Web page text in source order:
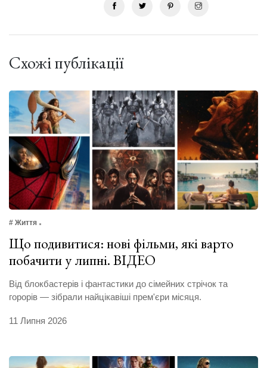
Схожі публікації
# Життя
Що подивитися: нові фільми, які варто
побачити у липні. ВІДЕО
Від блокбастерів і фантастики до сімейних стрічок та
горорів — зібрали найцікавіші прем'єри місяця.
11 Липня 2026